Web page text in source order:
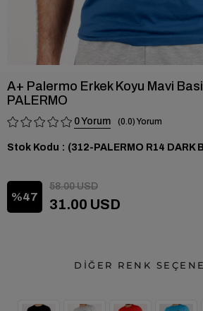
A+ Palermo Erkek Koyu Mavi
PALERMO
0 0.0
Stok Kodu (312-PALERMO R14 DARK
47
58.00 USD
31.00 USD
DİĞER RENK